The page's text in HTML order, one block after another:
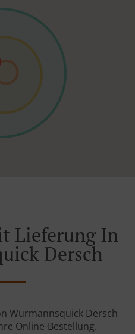
Lieferung In
Dersch
Wurmannsquick Dersch
Online-Bestellung.